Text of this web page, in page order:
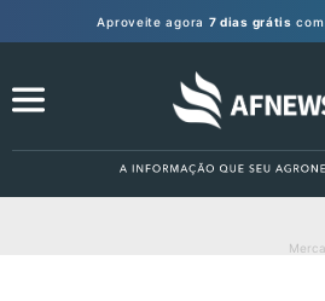
Aproveite agora 7 dias grátis